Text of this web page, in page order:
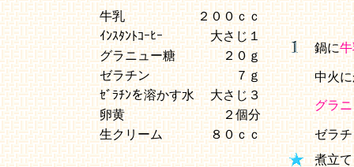
牛乳
２００ｃｃ
ｲﾝｽﾀﾝﾄｺｰﾋｰ
大さじ１
グラニュー糖
２０ｇ
ゼラチン
７ｇ
ｾﾞﾗﾁﾝを溶かす水
大さじ３
卵黄
２個分
生クリーム
８０ｃｃ
鍋に
中火
グラ
ゼラ
煮立